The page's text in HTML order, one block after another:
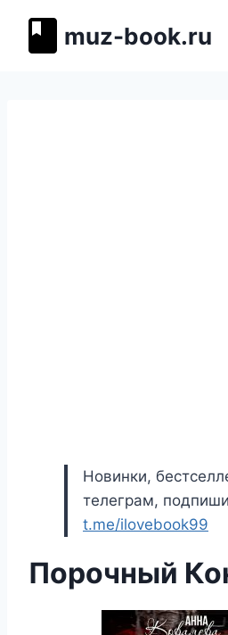
muz-book.ru
Новинки,
телеграм,
t.me/ilovebook99
Порочный